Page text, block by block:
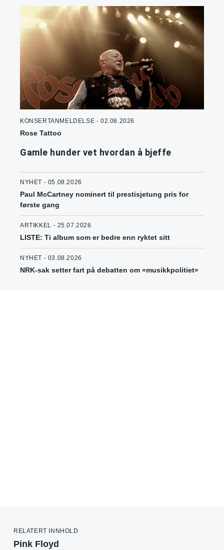
KONSERTANMELDELSE - 02.08.2026
Rose Tattoo
Gamle hunder vet hvordan å bjeffe
NYHET - 05.08.2026
Paul McCartney nominert til prestisjetung pris for
første gang
ARTIKKEL - 25.07.2026
LISTE: Ti album som er bedre enn ryktet sitt
NYHET - 03.08.2026
NRK-sak setter fart på debatten om «musikkpolitiet»
RELATERT INNHOLD
Pink Floyd